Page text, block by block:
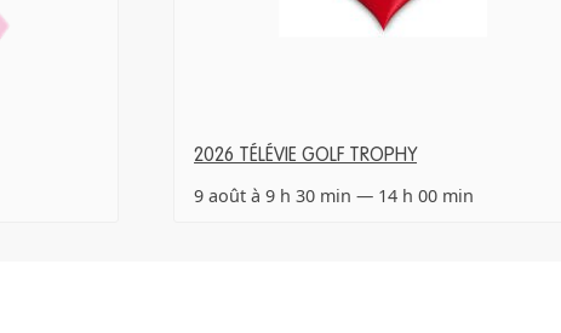
2026 TÉLÉVIE GOLF TROPHY
9 août à 9 h 30 min — 14 h 00 min